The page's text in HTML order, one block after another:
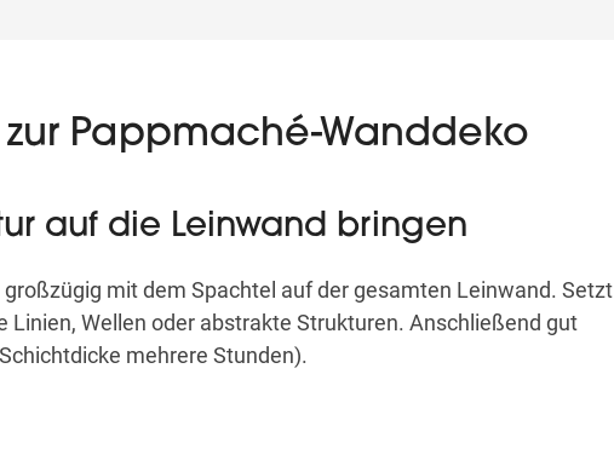
zur Pappmaché-Wanddeko
auf die Leinwand bringen
mit dem Spachtel auf der gesamten Leinwand. Setzt
Linien, Wellen oder abstrakte Strukturen. Anschließend gut
mehrere Stunden).